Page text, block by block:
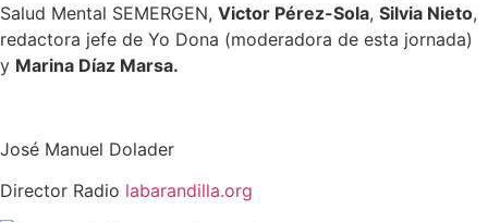
Salud Mental SEMERGEN, Victor Pérez-Sola, Silvia Nieto,
redactora jefe de Yo Dona (moderadora de esta jornada)
y Marina Díaz Marsa.
José Manuel Dolader
Director Radio labarandilla.org